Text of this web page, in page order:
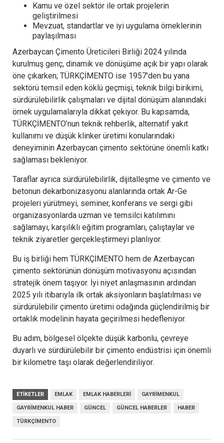
Kamu ve özel sektör ile ortak projelerin
geliştirilmesi
Mevzuat, standartlar ve iyi uygulama örneklerinin
paylaşılması
Azerbaycan Çimento Üreticileri Birliği 2024 yılında
kurulmuş genç, dinamik ve dönüşüme açık bir yapı olarak
öne çıkarken; TÜRKÇİMENTO ise 1957’den bu yana
sektörü temsil eden köklü geçmişi, teknik bilgi birikimi,
sürdürülebilirlik çalışmaları ve dijital dönüşüm alanındaki
örnek uygulamalarıyla dikkat çekiyor. Bu kapsamda,
TÜRKÇİMENTO’nun teknik rehberlik, alternatif yakıt
kullanımı ve düşük klinker üretimi konularındaki
deneyiminin Azerbaycan çimento sektörüne önemli katkı
sağlaması bekleniyor.
Taraflar ayrıca sürdürülebilirlik, dijitalleşme ve çimento ve
betonun dekarbonizasyonu alanlarında ortak Ar-Ge
projeleri yürütmeyi, seminer, konferans ve sergi gibi
organizasyonlarda uzman ve temsilci katılımını
sağlamayı, karşılıklı eğitim programları, çalıştaylar ve
teknik ziyaretler gerçekleştirmeyi planlıyor.
Bu iş birliği hem TÜRKÇİMENTO hem de Azerbaycan
çimento sektörünün dönüşüm motivasyonu açısından
stratejik önem taşıyor. İyi niyet anlaşmasının ardından
2025 yılı itibarıyla ilk ortak aksiyonların başlatılması ve
sürdürülebilir çimento üretimi odağında güçlendirilmiş bir
ortaklık modelinin hayata geçirilmesi hedefleniyor.
Bu adım, bölgesel ölçekte düşük karbonlu, çevreye
duyarlı ve sürdürülebilir bir çimento endüstrisi için önemli
bir kilometre taşı olarak değerlendiriliyor.
ETIKETLER EMLAK EMLAK HABERLERI GAYRIMENKUL
GAYRIMENKUL HABER GÜNCEL GÜNCEL HABERLER HABER
TÜRKÇIMENTO